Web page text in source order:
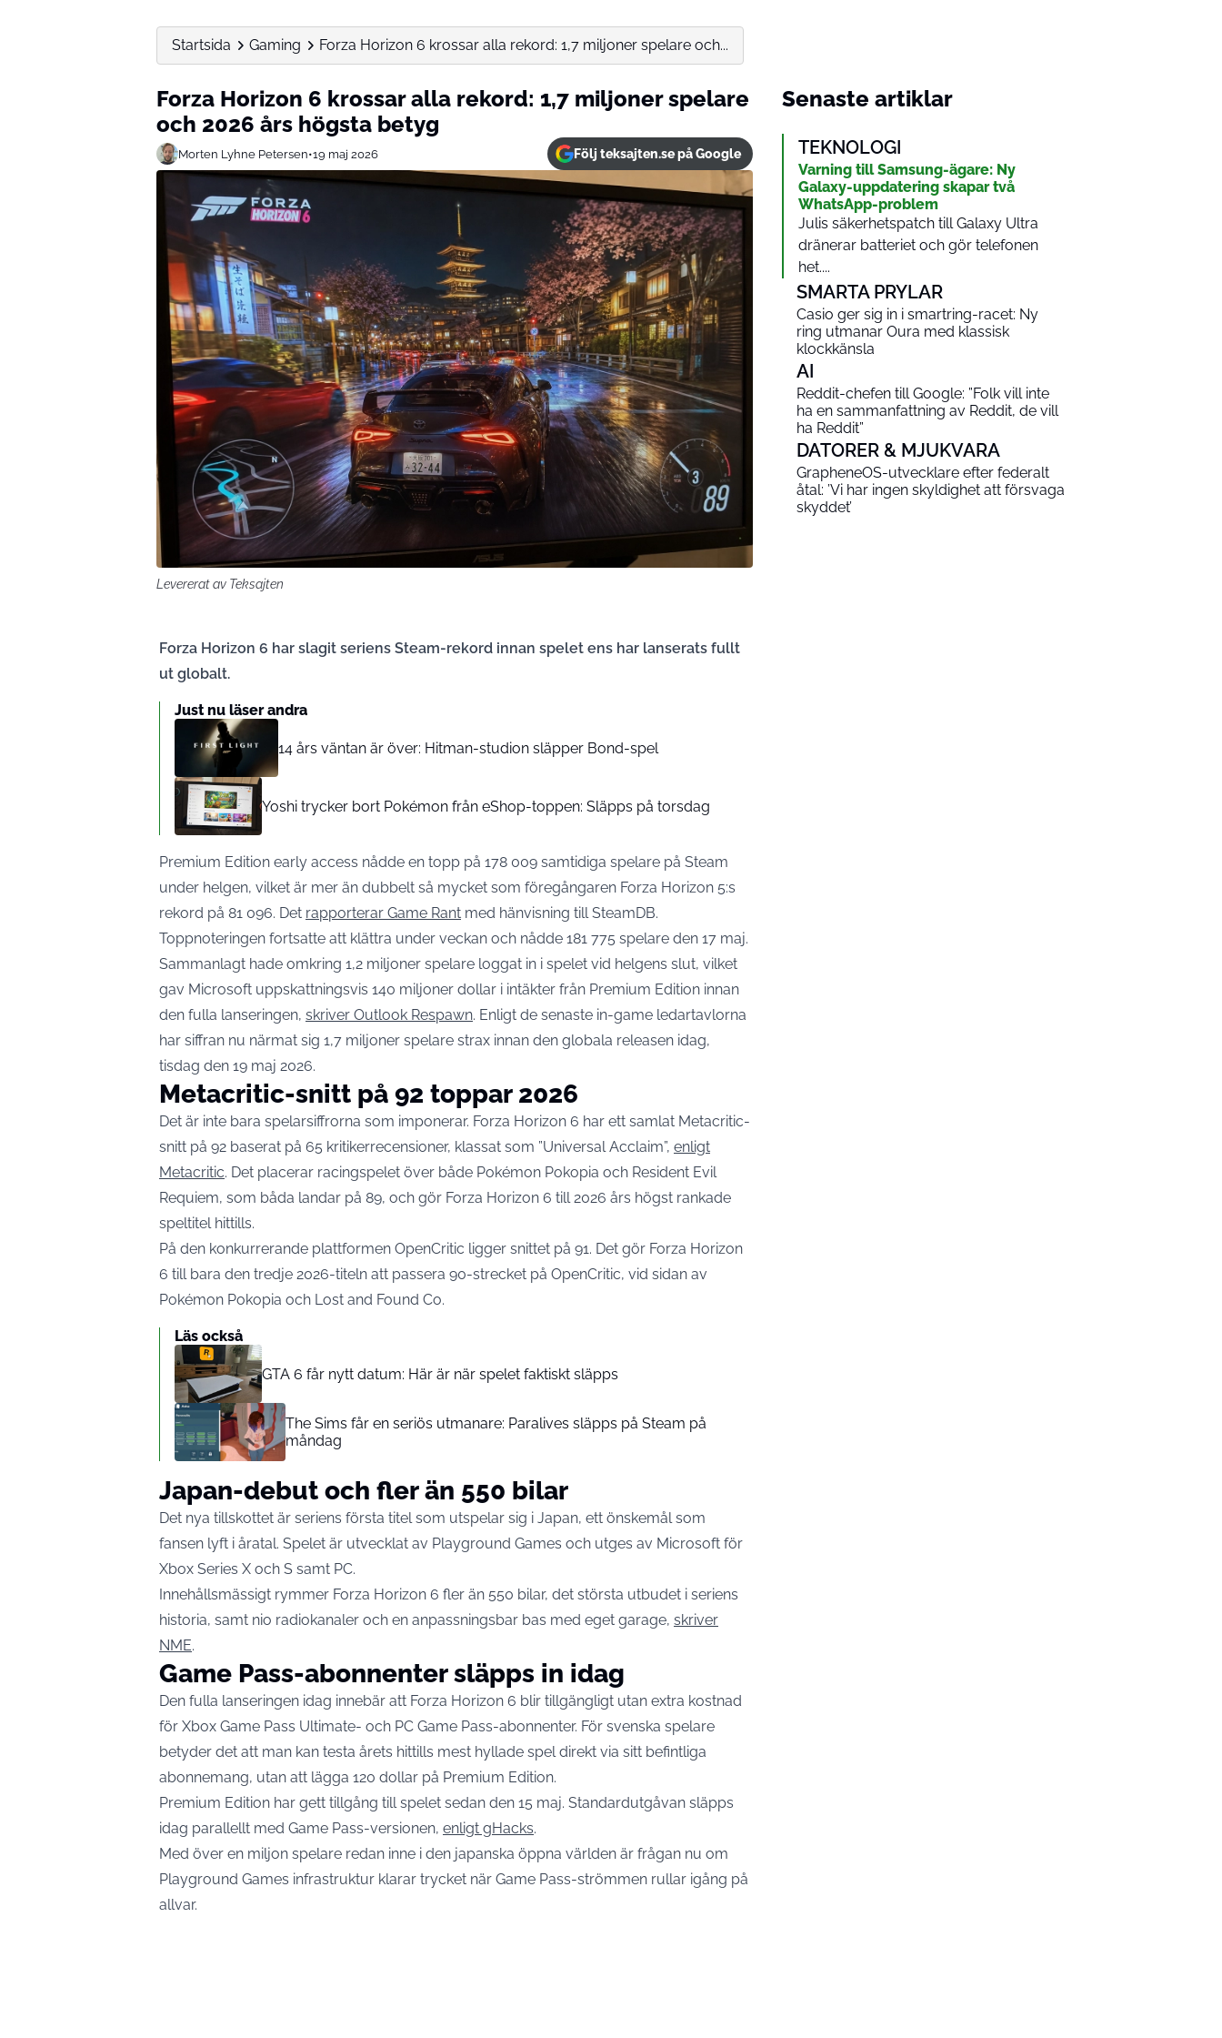
Startsida Gaming Forza Horizon 6 krossar alla rekord: 1,7 miljoner spelare och...
Forza Horizon 6 krossar alla rekord: 1,7 miljoner spelare
och 2026 års högsta betyg
Morten Lyhne Petersen•19 maj 2026 Följ teksajten.se på Google
Levererat av Teksajten
Forza Horizon 6 har slagit seriens Steam-rekord innan spelet ens har lanserats fullt
ut globalt.
Just nu läser andra
14 års väntan är över: Hitman-studion släpper Bond-spel
Yoshi trycker bort Pokémon från eShop-toppen: Släpps på torsdag
Premium Edition early access nådde en topp på 178 009 samtidiga spelare på Steam
under helgen, vilket är mer än dubbelt så mycket som föregångaren Forza Horizon 5:s
rekord på 81 096. Det rapporterar Game Rant med hänvisning till SteamDB.
Toppnoteringen fortsatte att klättra under veckan och nådde 181 775 spelare den 17 maj.
Sammanlagt hade omkring 1,2 miljoner spelare loggat in i spelet vid helgens slut, vilket
gav Microsoft uppskattningsvis 140 miljoner dollar i intäkter från Premium Edition innan
den fulla lanseringen, skriver Outlook Respawn. Enligt de senaste in-game ledartavlorna
har siffran nu närmat sig 1,7 miljoner spelare strax innan den globala releasen idag,
tisdag den 19 maj 2026.
Metacritic-snitt på 92 toppar 2026
Det är inte bara spelarsiffrorna som imponerar. Forza Horizon 6 har ett samlat Metacritic-
snitt på 92 baserat på 65 kritikerrecensioner, klassat som ”Universal Acclaim”, enligt
Metacritic. Det placerar racingspelet över både Pokémon Pokopia och Resident Evil
Requiem, som båda landar på 89, och gör Forza Horizon 6 till 2026 års högst rankade
speltitel hittills.
På den konkurrerande plattformen OpenCritic ligger snittet på 91. Det gör Forza Horizon
6 till bara den tredje 2026-titeln att passera 90-strecket på OpenCritic, vid sidan av
Pokémon Pokopia och Lost and Found Co.
Läs också
GTA 6 får nytt datum: Här är när spelet faktiskt släpps
The Sims får en seriös utmanare: Paralives släpps på Steam på
måndag
Japan-debut och fler än 550 bilar
Det nya tillskottet är seriens första titel som utspelar sig i Japan, ett önskemål som
fansen lyft i åratal. Spelet är utvecklat av Playground Games och utges av Microsoft för
Xbox Series X och S samt PC.
Innehållsmässigt rymmer Forza Horizon 6 fler än 550 bilar, det största utbudet i seriens
historia, samt nio radiokanaler och en anpassningsbar bas med eget garage, skriver
NME.
Game Pass-abonnenter släpps in idag
Den fulla lanseringen idag innebär att Forza Horizon 6 blir tillgängligt utan extra kostnad
för Xbox Game Pass Ultimate- och PC Game Pass-abonnenter. För svenska spelare
betyder det att man kan testa årets hittills mest hyllade spel direkt via sitt befintliga
abonnemang, utan att lägga 120 dollar på Premium Edition.
Premium Edition har gett tillgång till spelet sedan den 15 maj. Standardutgåvan släpps
idag parallellt med Game Pass-versionen, enligt gHacks.
Med över en miljon spelare redan inne i den japanska öppna världen är frågan nu om
Playground Games infrastruktur klarar trycket när Game Pass-strömmen rullar igång på
allvar.
Senaste artiklar
TEKNOLOGI
Varning till Samsung-ägare: Ny
Galaxy-uppdatering skapar två
WhatsApp-problem
Julis säkerhetspatch till Galaxy Ultra
dränerar batteriet och gör telefonen
het....
SMARTA PRYLAR
Casio ger sig in i smartring-racet: Ny
ring utmanar Oura med klassisk
klockkänsla
AI
Reddit-chefen till Google: ”Folk vill inte
ha en sammanfattning av Reddit, de vill
ha Reddit”
DATORER & MJUKVARA
GrapheneOS-utvecklare efter federalt
åtal: ’Vi har ingen skyldighet att försvaga
skyddet’